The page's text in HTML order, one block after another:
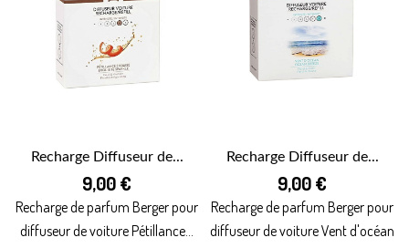
Recharge Diffuseur de...
9,00 €
Recharge de parfum Berger pour
diffuseur de voiture Pétillance...
Recharge Diffuseur de...
9,00 €
Recharge de parfum Berger pour
diffuseur de voiture Vent d'océan